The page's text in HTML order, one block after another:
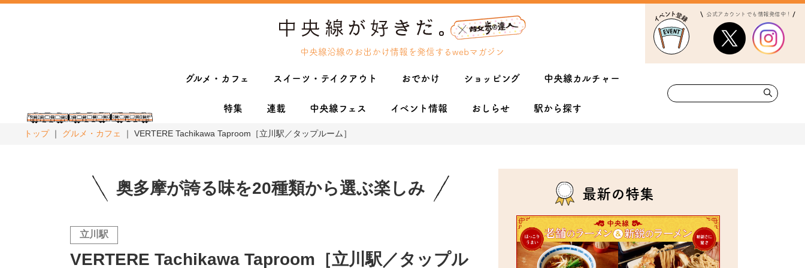
中央線沿線のお出かけ情報を発信するwebマガジン
公式アカウントでも情報発信中！
グルメ・カフェ スイーツ・テイクアウト おでかけ ショッピング 中央線カルチャー
特集 連載 中央線フェス イベント情報 おしらせ 駅から探す
トップ グルメ・カフェ VERTERE Tachikawa Taproom［立川駅／タップルーム］
奥多摩が誇る味を20種類から選ぶ楽しみ
立川駅
VERTERE Tachikawa Taproom［立川駅／タップル
最新の特集